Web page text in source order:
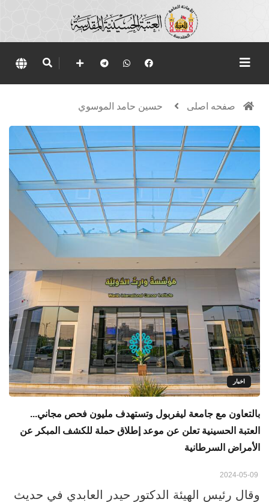
صفحه اصلی حسين حامد الموسوي
اخبار
بالتعاون مع جامعة ليفربول وتستهدف مليون فحص مجاني...
العتبة الحسينية تعلن عن موعد إطلاق حملة للكشف المبكر عن
الأمراض السرطانية
وقال رئيس الهيئة الدكتور حيدر العابدي في حديث